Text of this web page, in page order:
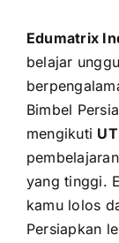
Edumatrix
belajar
Bimbel
mengikuti
yang tinggi.
kamu lolos
Persiapkan